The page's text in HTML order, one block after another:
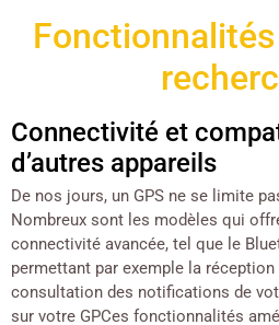
Connectivité et
d’autres appareils
De nos jours, un GPS ne se limite
Nombreux sont les modèles qui
connectivité avancée, tel que le
permettant par exemple la
consultation des notifications de
sur votre GPCes fonctionnalités